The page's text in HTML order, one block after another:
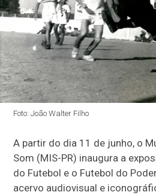
Foto: João Walter Filho
A partir do dia 11 de junho, o
Som (MIS-PR) inaugura a
do Futebol e o Futebol do
acervo audiovisual e